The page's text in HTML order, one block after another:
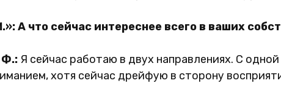
А что сейчас интереснее всего в ваших
Ф.: Я сейчас работаю в двух направлениях. С
хотя сейчас дрейфую в сторону